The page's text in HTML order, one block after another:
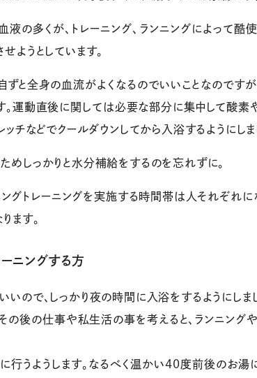
液の多くが、トレーニング、ランニングによって
ようとしています。
自ずと全身の血流がよくなるのでいいことなので
。運動直後に関しては必要な部分に集中して酸素
ッチなどでクールダウンしてから入浴するようにしま
めしっかりと水分補給をするのを忘れずに。
グトレーニングを実施する時間帯は人それぞれ
ます。
ーニングする方
ので、しっかり夜の時間に入浴をするようにしまし
後の仕事や私生活の事を考えると、ランニング
行うようします。なるべく温かい40度前後のお湯